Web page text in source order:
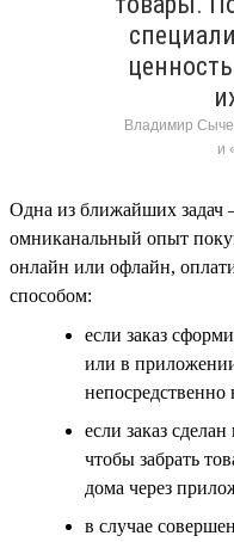
Владимир
и
Одна из ближайших задач
омниканальный опыт
онлайн или офлайн,
способом:
если заказ
или в
непосредственно
если заказ
чтобы забрать
дома через
в случае